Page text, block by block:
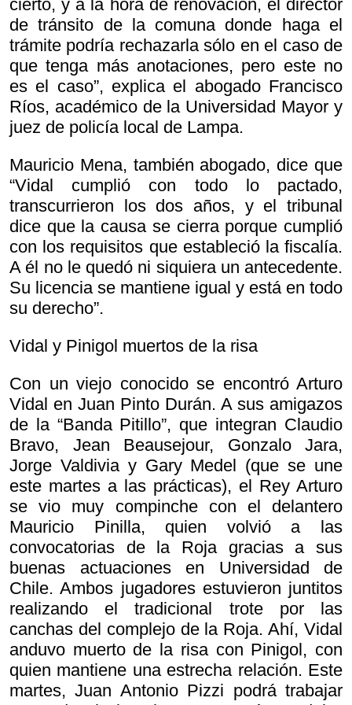
cierto, y a la hora de renovación, el director
de tránsito de la comuna donde haga el
trámite podría rechazarla sólo en el caso de
que tenga más anotaciones, pero este no
es el caso”, explica el abogado Francisco
Ríos, académico de la Universidad Mayor y
juez de policía local de Lampa.
Mauricio Mena, también abogado, dice que
“Vidal cumplió con todo lo pactado,
transcurrieron los dos años, y el tribunal
dice que la causa se cierra porque cumplió
con los requisitos que estableció la fiscalía.
A él no le quedó ni siquiera un antecedente.
Su licencia se mantiene igual y está en todo
su derecho”.
Vidal y Pinigol muertos de la risa
Con un viejo conocido se encontró Arturo
Vidal en Juan Pinto Durán. A sus amigazos
de la “Banda Pitillo”, que integran Claudio
Bravo, Jean Beausejour, Gonzalo Jara,
Jorge Valdivia y Gary Medel (que se une
este martes a las prácticas), el Rey Arturo
se vio muy compinche con el delantero
Mauricio Pinilla, quien volvió a las
convocatorias de la Roja gracias a sus
buenas actuaciones en Universidad de
Chile. Ambos jugadores estuvieron juntitos
realizando el tradicional trote por las
canchas del complejo de la Roja. Ahí, Vidal
anduvo muerto de la risa con Pinigol, con
quien mantiene una estrecha relación. Este
martes, Juan Antonio Pizzi podrá trabajar